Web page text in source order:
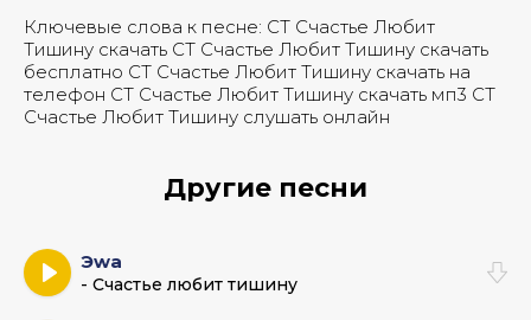
Ключевые слова к песне: СТ Счастье Любит
Тишину скачать СТ Счастье Любит Тишину скачать
бесплатно СТ Счастье Любит Тишину скачать на
телефон СТ Счастье Любит Тишину скачать мп3 СТ
Счастье Любит Тишину слушать онлайн
Другие песни
Эwa
- Счастье любит тишину